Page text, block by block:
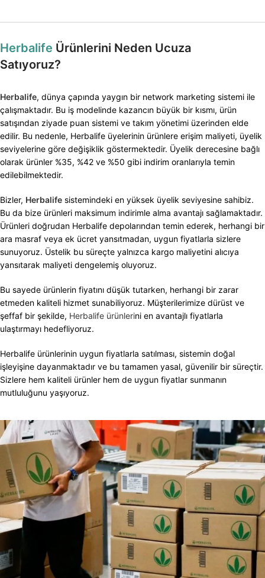
Herbalife Ürünlerini Neden Ucuza
Satıyoruz?
Herbalife, dünya çapında yaygın bir network marketing sistemi ile
çalışmaktadır. Bu iş modelinde kazancın büyük bir kısmı, ürün
satışından ziyade puan sistemi ve takım yönetimi üzerinden elde
edilir. Bu nedenle, Herbalife üyelerinin ürünlere erişim maliyeti, üyelik
seviyelerine göre değişiklik göstermektedir. Üyelik derecesine bağlı
olarak ürünler %35, %42 ve %50 gibi indirim oranlarıyla temin
edilebilmektedir.
Bizler, Herbalife sistemindeki en yüksek üyelik seviyesine sahibiz.
Bu da bize ürünleri maksimum indirimle alma avantajı sağlamaktadır.
Ürünleri doğrudan Herbalife depolarından temin ederek, herhangi bir
ara masraf veya ek ücret yansıtmadan, uygun fiyatlarla sizlere
sunuyoruz. Üstelik bu süreçte yalnızca kargo maliyetini alıcıya
yansıtarak maliyeti dengelemiş oluyoruz.
Bu sayede ürünlerin fiyatını düşük tutarken, herhangi bir zarar
etmeden kaliteli hizmet sunabiliyoruz. Müşterilerimize dürüst ve
şeffaf bir şekilde, Herbalife ürünlerini en avantajlı fiyatlarla
ulaştırmayı hedefliyoruz.
Herbalife ürünlerinin uygun fiyatlarla satılması, sistemin doğal
işleyişine dayanmaktadır ve bu tamamen yasal, güvenilir bir süreçtir.
Sizlere hem kaliteli ürünler hem de uygun fiyatlar sunmanın
mutluluğunu yaşıyoruz.